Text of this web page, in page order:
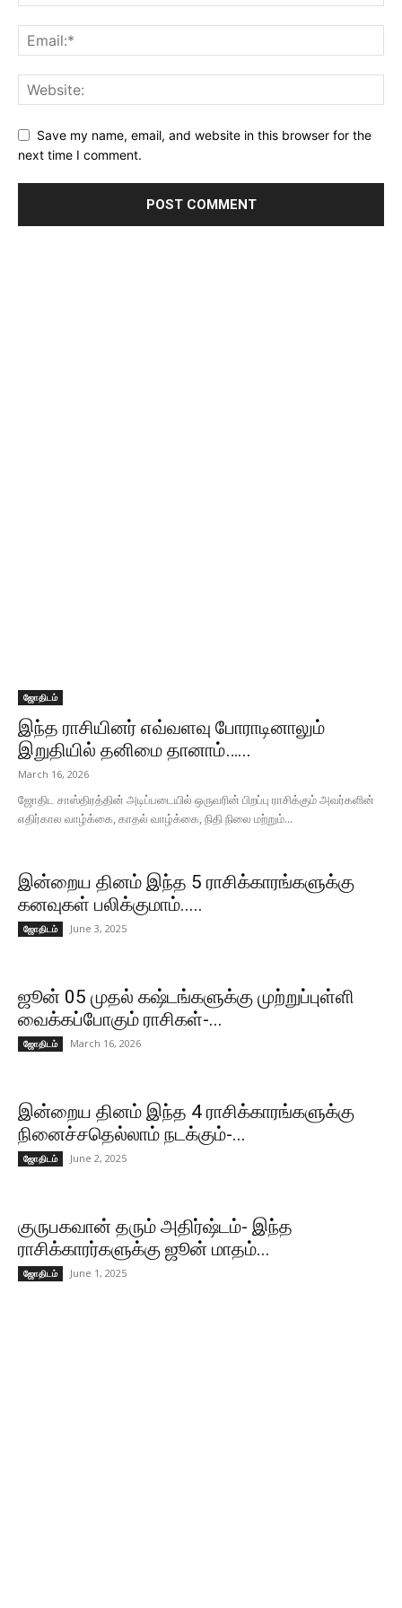
Save my name, email, and website in this browser for the
next time I comment.
ஜோதிடம்
இந்த ராசியினர் எவ்வளவு போராடினாலும்
இறுதியில் தனிமை தானாம்…...
March 16, 2026
ஜோதிட சாஸ்திரத்தின் அடிப்படையில் ஒருவரின் பிறப்பு ராசிக்கும் அவர்களின்
எதிர்கால வாழ்க்கை, காதல் வாழ்க்கை, நிதி நிலை மற்றும்...
இன்றைய தினம் இந்த 5 ராசிக்காரங்களுக்கு
கனவுகள் பலிக்குமாம்.....
ஜோதிடம் June 3, 2025
ஜூன் 05 முதல் கஷ்டங்களுக்கு முற்றுப்புள்ளி
வைக்கப்போகும் ராசிகள்-...
ஜோதிடம் March 16, 2026
இன்றைய தினம் இந்த 4 ராசிக்காரங்களுக்கு
நினைச்சதெல்லாம் நடக்கும்-...
ஜோதிடம் June 2, 2025
குருபகவான் தரும் அதிர்ஷ்டம்- இந்த
ராசிக்காரர்களுக்கு ஜூன் மாதம்...
ஜோதிடம் June 1, 2025